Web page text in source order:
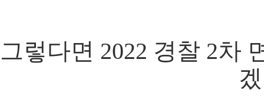
그렇다면 2022 경찰 2차